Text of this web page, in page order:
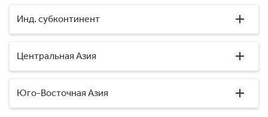
Инд. субконтинент
Центральная Азия
Юго-Восточная Азия